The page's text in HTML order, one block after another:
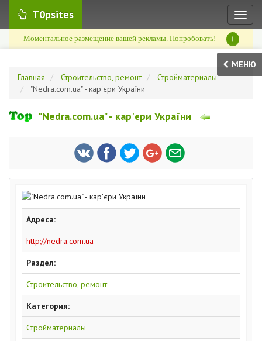
T0psites
Моментальное размещение вашей рекламы. Попробовать! +
МЕНЮ
Главная
Строительство, ремонт
Стройматериалы
"Nedra.com.ua" - кар'єри України
"Nedra.com.ua" - кар'єри України
Адреса:
http://nedra.com.ua
Раздел:
Строительство, ремонт
Категория:
Стройматериалы